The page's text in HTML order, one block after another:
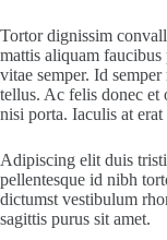
Tortor dignissim
mattis aliquam
vitae semper. Id
tellus. Ac felis donec et
nisi porta. Iaculis at
Adipiscing elit duis
pellentesque id nibh
dictumst vestibulum
sagittis purus sit amet.